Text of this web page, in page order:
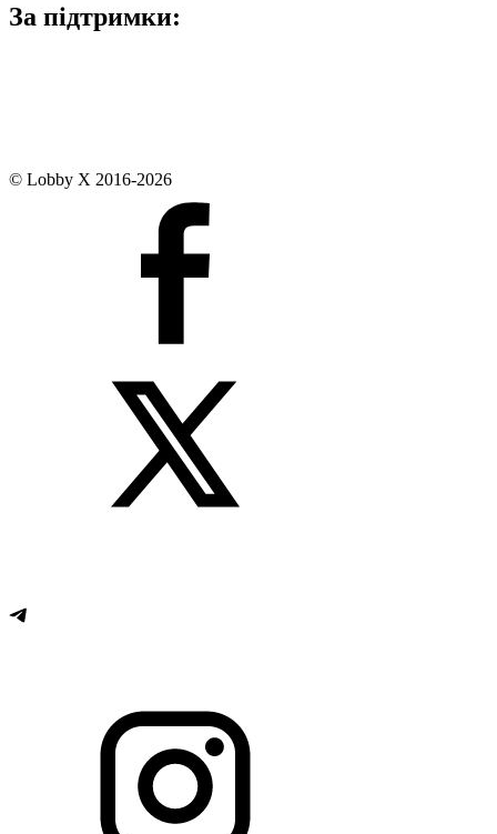
За підтримки:
© Lobby X 2016-2026